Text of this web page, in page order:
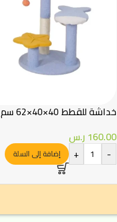
خداشة للقطط 40×40×62 سم
160.00 ر.س
-
+ إضافة إلى السلة